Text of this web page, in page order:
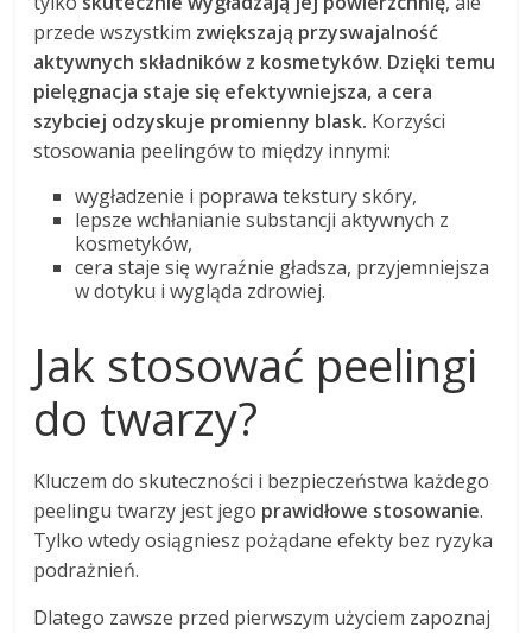
przede wszystkim zwiększają przyswajalność
aktywnych składników z kosmetyków. Dzięki temu
pielęgnacja staje się efektywniejsza, a cera
szybciej odzyskuje promienny blask. Korzyści
stosowania peelingów to między innymi:
wygładzenie i poprawa tekstury skóry,
lepsze wchłanianie substancji aktywnych z
kosmetyków,
cera staje się wyraźnie gładsza, przyjemniejsza
w dotyku i wygląda zdrowiej.
Jak stosować peelingi
do twarzy?
Kluczem do skuteczności i bezpieczeństwa każdego
peelingu twarzy jest jego prawidłowe stosowanie.
Tylko wtedy osiągniesz pożądane efekty bez ryzyka
podrażnień.
Dlatego zawsze przed pierwszym użyciem zapoznaj